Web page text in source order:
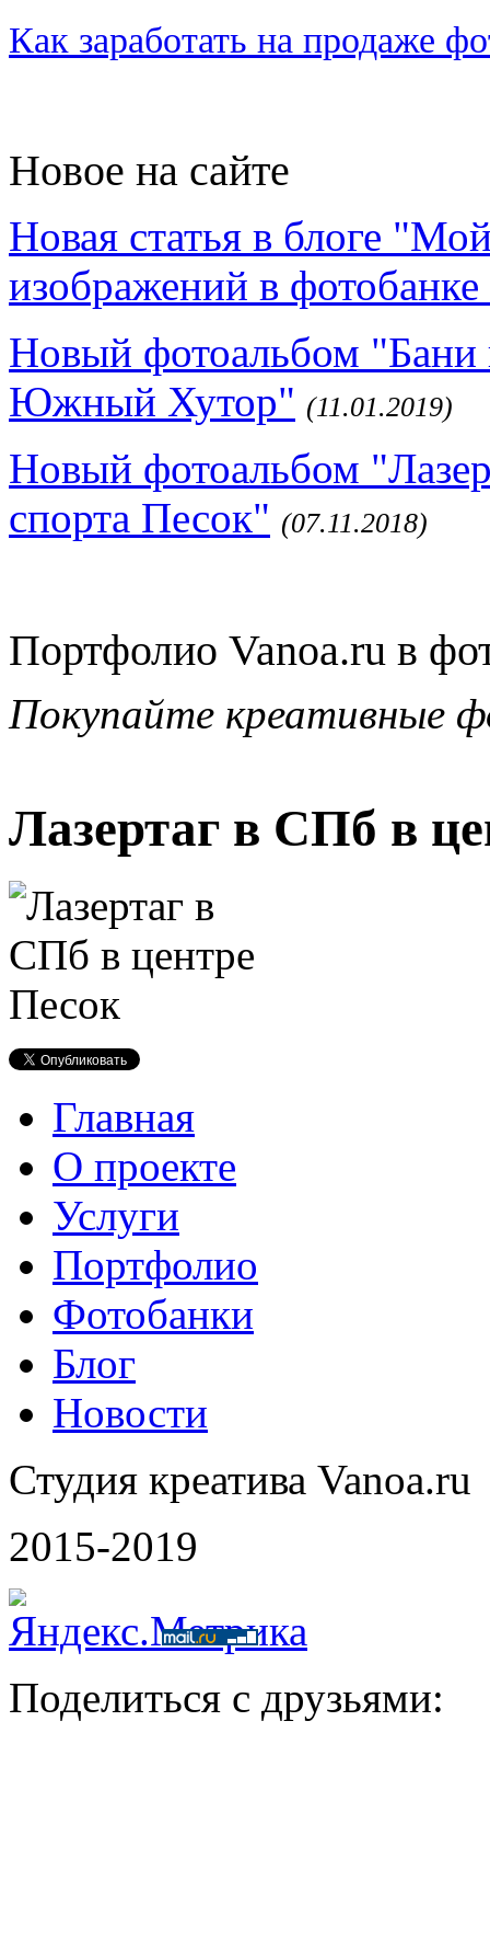
Как заработать на продаже
Новое на сайте
Новая статья в блоге
изображений в
Новый фотоальбом "Бани
Южный Хутор" (11.01.2019)
Новый фотоальбом
спорта Песок" (07.11.2018)
Портфолио Vanoa.ru в
Покупайте креативные
Лазертаг в СПб в
Главная
О проекте
Услуги
Портфолио
Фотобанки
Блог
Новости
Студия креатива Vanoa.ru
2015-2019
Поделиться с друзьями: